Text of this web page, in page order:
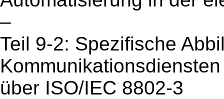
–
Teil 9-2: Spezifische
über ISO/IEC 8802-3